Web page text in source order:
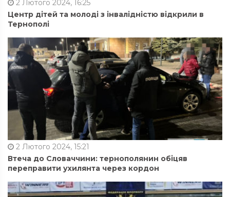
2 Лютого 2024, 16:25
Центр дітей та молоді з інвалідністю відкрили в
Тернополі
2 Лютого 2024, 15:21
Втеча до Словаччини: тернополянин обіцяв
переправити ухилянта через кордон